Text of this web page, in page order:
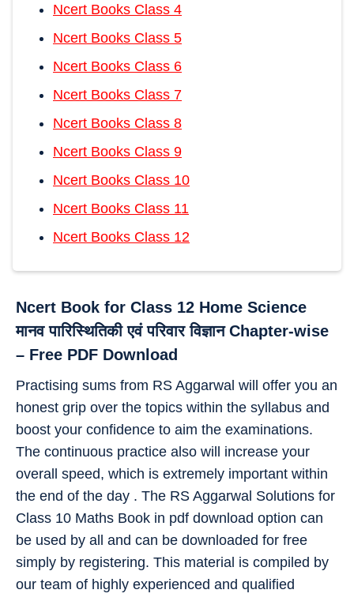
Ncert Books Class 4
Ncert Books Class 5
Ncert Books Class 6
Ncert Books Class 7
Ncert Books Class 8
Ncert Books Class 9
Ncert Books Class 10
Ncert Books Class 11
Ncert Books Class 12
Ncert Book for Class 12 Home Science
मानव पारिस्थितिकी एवं परिवार विज्ञान Chapter-wise
– Free PDF Download
Practising sums from RS Aggarwal will offer you an
honest grip over the topics within the syllabus and
boost your confidence to aim the examinations.
The continuous practice also will increase your
overall speed, which is extremely important within
the end of the day . The RS Aggarwal Solutions for
Class 10 Maths Book in pdf download option can
be used by all and can be downloaded for free
simply by registering. This material is compiled by
our team of highly experienced and qualified